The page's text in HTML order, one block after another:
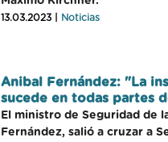
13.03.2023 | Noticias
Anibal Fernández: "La
sucede en todas partes
El ministro de Seguridad de
Fernández, salió a cruzar a